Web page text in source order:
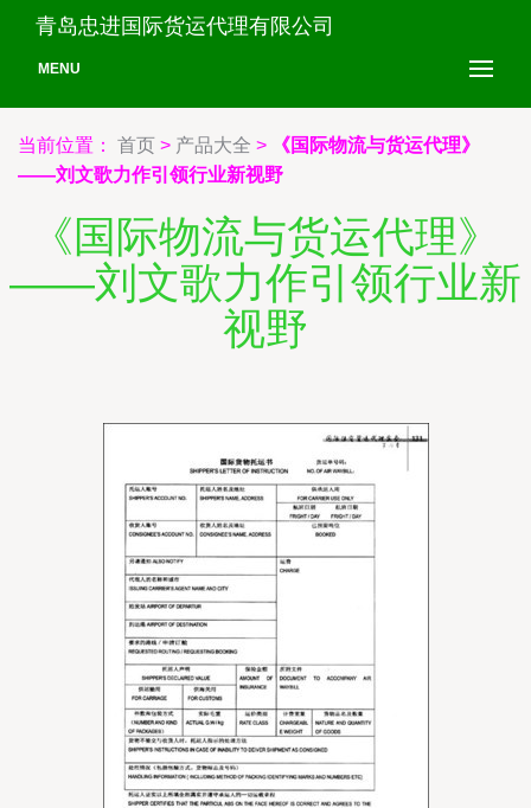
青岛忠进国际货运代理有限公司
MENU
当前位置： 首页 > 产品大全 >
《国际物流与货运代理》
——刘文歌力作引领行业新视野
《国际物流与货运代理》
——刘文歌力作引领行业新
视野